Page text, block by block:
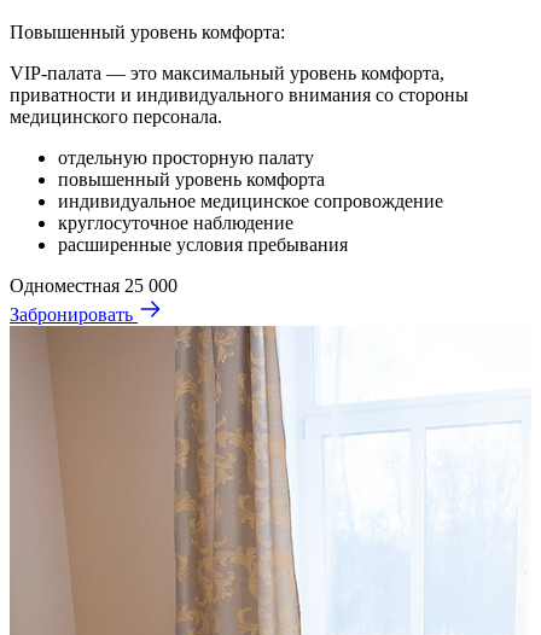
Повышенный уровень комфорта:
VIP-палата — это максимальный уровень комфорта,
приватности и индивидуального внимания со стороны
медицинского персонала.
отдельную просторную палату
повышенный уровень комфорта
индивидуальное медицинское сопровождение
круглосуточное наблюдение
расширенные условия пребывания
Одноместная 25 000
Забронировать